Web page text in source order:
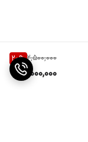
2,500,000
20%
2,000,000